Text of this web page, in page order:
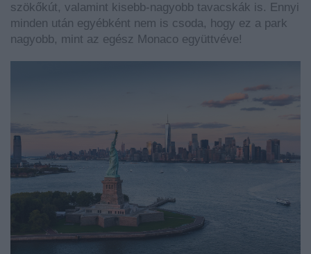
szökőkút, valamint kisebb-nagyobb tavacskák is. Ennyi
minden után egyébként nem is csoda, hogy ez a park
nagyobb, mint az egész Monaco együttvéve!